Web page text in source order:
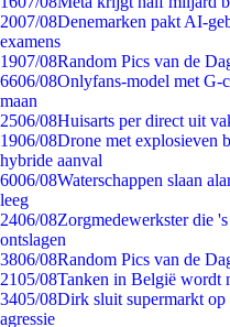
2007/08Denemarken pakt AI-
examens
1907/08Random Pics van de
6606/08Onlyfans-model met G-
maan
2506/08Huisarts per direct uit
1906/08Drone met explosieven
hybride aanval
6006/08Waterschappen slaan
leeg
2406/08Zorgmedewerkster die
ontslagen
3806/08Random Pics van de
2105/08Tanken in België wordt
3405/08Dirk sluit supermarkt op
agressie